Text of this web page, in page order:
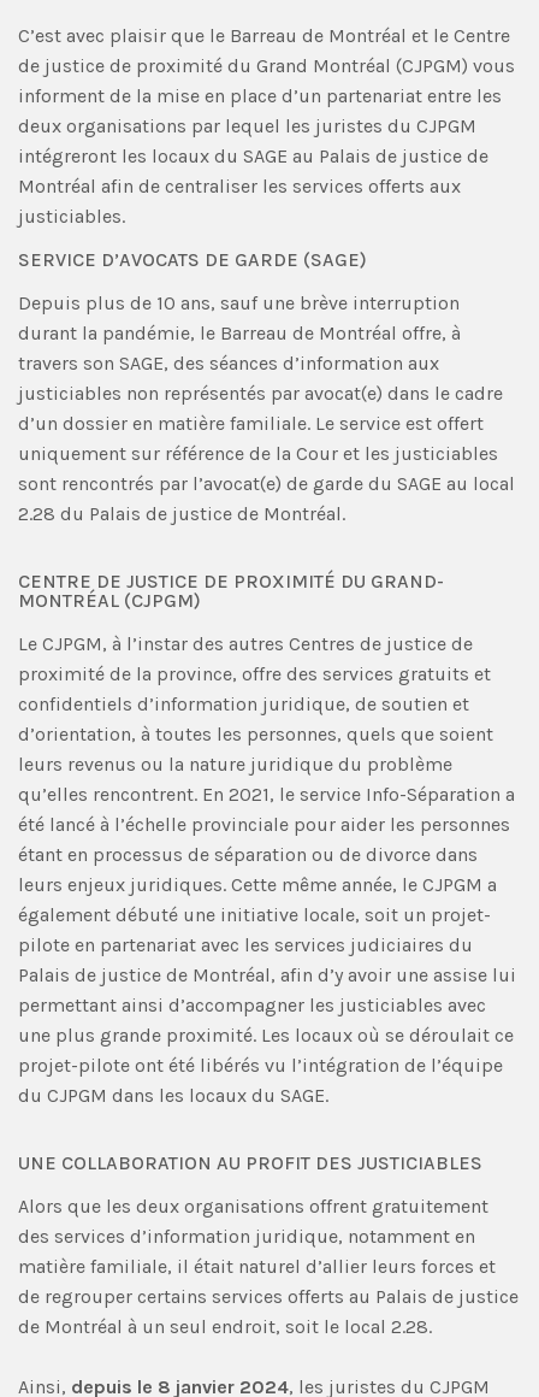
C’est avec plaisir que le Barreau de Montréal et le Centre
de justice de proximité du Grand Montréal (CJPGM) vous
informent de la mise en place d’un partenariat entre les
deux organisations par lequel les juristes du CJPGM
intégreront les locaux du SAGE au Palais de justice de
Montréal afin de centraliser les services offerts aux
justiciables.
SERVICE D’AVOCATS DE GARDE (SAGE)
Depuis plus de 10 ans, sauf une brève interruption
durant la pandémie, le Barreau de Montréal offre, à
travers son SAGE, des séances d’information aux
justiciables non représentés par avocat(e) dans le cadre
d’un dossier en matière familiale. Le service est offert
uniquement sur référence de la Cour et les justiciables
sont rencontrés par l’avocat(e) de garde du SAGE au local
2.28 du Palais de justice de Montréal.
CENTRE DE JUSTICE DE PROXIMITÉ DU GRAND-
MONTRÉAL (CJPGM)
Le CJPGM, à l’instar des autres Centres de justice de
proximité de la province, offre des services gratuits et
confidentiels d’information juridique, de soutien et
d’orientation, à toutes les personnes, quels que soient
leurs revenus ou la nature juridique du problème
qu’elles rencontrent. En 2021, le service Info-Séparation a
été lancé à l’échelle provinciale pour aider les personnes
étant en processus de séparation ou de divorce dans
leurs enjeux juridiques. Cette même année, le CJPGM a
également débuté une initiative locale, soit un projet-
pilote en partenariat avec les services judiciaires du
Palais de justice de Montréal, afin d’y avoir une assise lui
permettant ainsi d’accompagner les justiciables avec
une plus grande proximité. Les locaux où se déroulait ce
projet-pilote ont été libérés vu l’intégration de l’équipe
du CJPGM dans les locaux du SAGE.
UNE COLLABORATION AU PROFIT DES JUSTICIABLES
Alors que les deux organisations offrent gratuitement
des services d’information juridique, notamment en
matière familiale, il était naturel d’allier leurs forces et
de regrouper certains services offerts au Palais de justice
de Montréal à un seul endroit, soit le local 2.28.
Ainsi, depuis le 8 janvier 2024, les juristes du CJPGM